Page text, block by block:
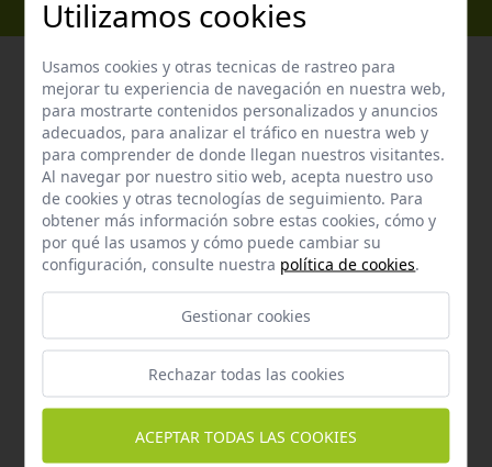
Atención al cliente
Contacta con nosotros y te garantizamos que te
responderemos en menos de 24 horas laborables.
Horario de atención al cliente:
De lunes a jueves de 8:00 a 15:00 y viernes de 8:00 a 14:00
Utilizamos cookies
Usamos cookies y otras tecnicas de rastreo para
mejorar tu experiencia de navegación en nuestra web,
para mostrarte contenidos personalizados y anuncios
adecuados, para analizar el tráfico en nuestra web y
para comprender de donde llegan nuestros visitantes.
Al navegar por nuestro sitio web, acepta nuestro uso
de cookies y otras tecnologías de seguimiento. Para
obtener más información sobre estas cookies, cómo y
por qué las usamos y cómo puede cambiar su
configuración, consulte nuestra política de cookies.
Gestionar cookies
Rechazar todas las cookies
ACEPTAR TODAS LAS COOKIES